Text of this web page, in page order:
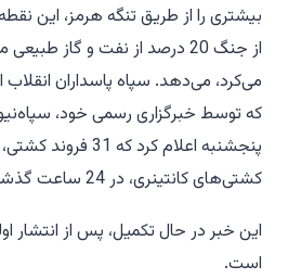
بیشتری را از طریق تنگه هرمز، این
از جنگ 20 درصد از نفت و گاز
می‌کرد، می‌دهد. سپاه پاسداران انقلاب
که توسط خبرگزاری رسمی خود،
پنجشنبه اعلام کرد
کشتی‌های کانتینری، در 24 ساعت گذشته از تنگه عبور کرده‌اند.
این خبر در حال تکمیل، پس از انتشار
است.